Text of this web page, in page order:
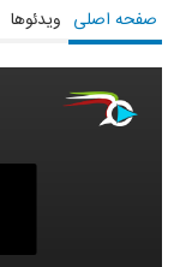
صفحه اصلی ویدئوها